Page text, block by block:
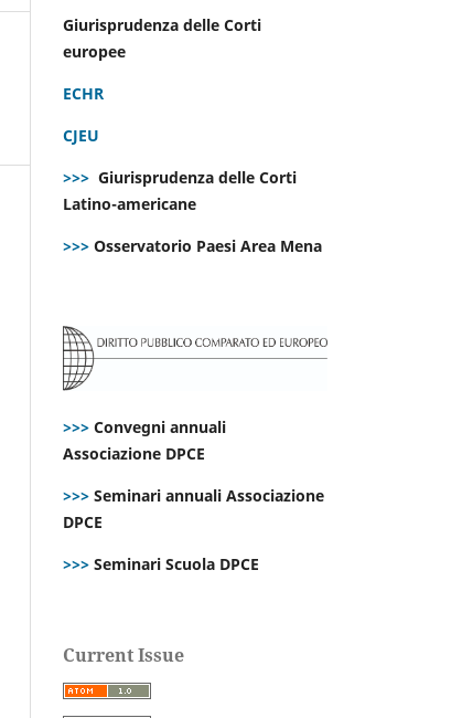
Giurisprudenza delle Corti
europee
ECHR
CJEU
>>> Giurisprudenza delle Corti
Latino-americane
>>> Osservatorio Paesi Area Mena
>>> Convegni annuali
Associazione DPCE
>>> Seminari annuali Associazione
DPCE
>>> Seminari Scuola DPCE
Current Issue